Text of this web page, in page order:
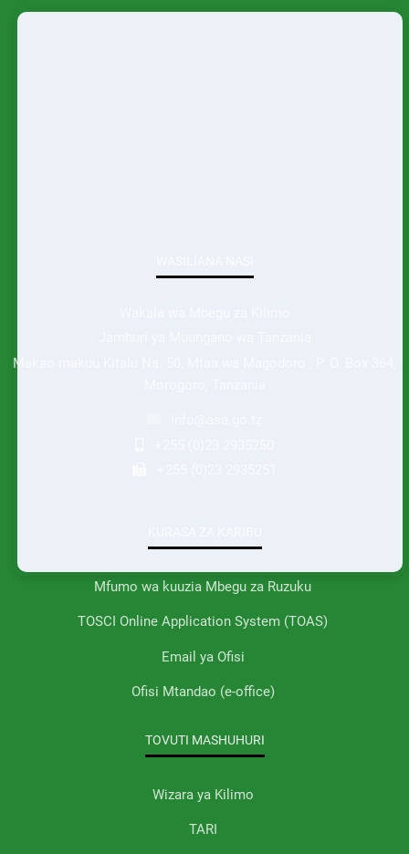
Makao makuu Kitalu Na. 50, Mtaa wa Magodoro , P. O. Box 364,
Mfumo wa kuuzia Mbegu za Ruzuku
TOSCI Online Application System (TOAS)
Email ya Ofisi
Ofisi Mtandao (e-office)
TOVUTI MASHUHURI
Wizara ya Kilimo
TARI